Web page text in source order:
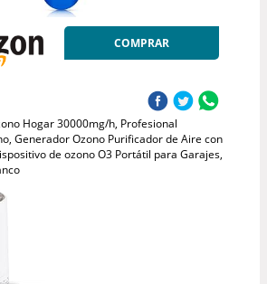
COMPRAR
Hogar 30000mg/h, Profesional
Generador Ozono Purificador de Aire con
de ozono O3 Portátil para Garajes,